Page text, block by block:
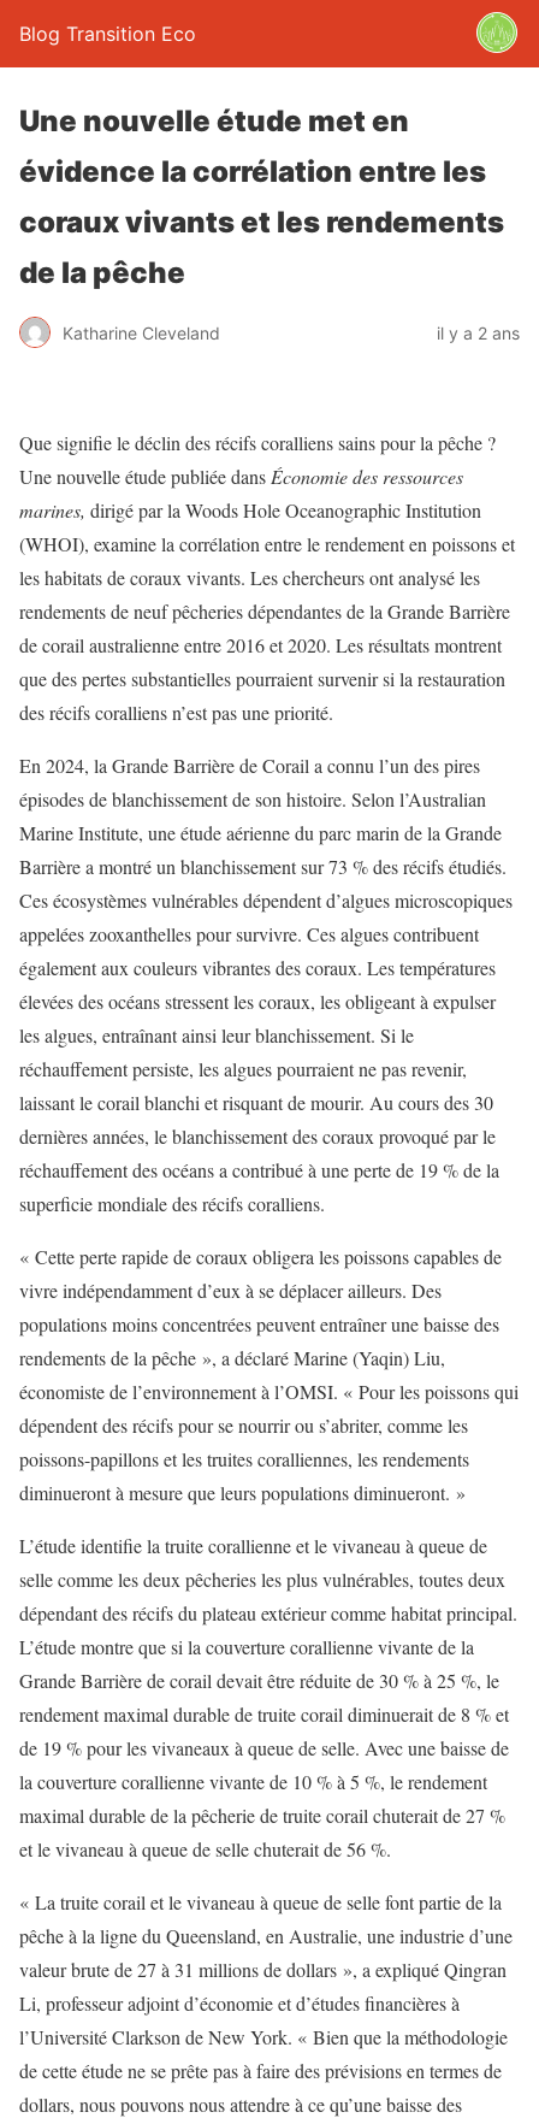
Blog Transition Eco
Une nouvelle étude met en
évidence la corrélation entre les
coraux vivants et les rendements
de la pêche
Katharine Cleveland il y a 2 ans
Que signifie le déclin des récifs coralliens sains pour la pêche ?
Une nouvelle étude publiée dans Économie des ressources
marines, dirigé par la Woods Hole Oceanographic Institution
(WHOI), examine la corrélation entre le rendement en poissons et
les habitats de coraux vivants. Les chercheurs ont analysé les
rendements de neuf pêcheries dépendantes de la Grande Barrière
de corail australienne entre 2016 et 2020. Les résultats montrent
que des pertes substantielles pourraient survenir si la restauration
des récifs coralliens n’est pas une priorité.
En 2024, la Grande Barrière de Corail a connu l’un des pires
épisodes de blanchissement de son histoire. Selon l’Australian
Marine Institute, une étude aérienne du parc marin de la Grande
Barrière a montré un blanchissement sur 73 % des récifs étudiés.
Ces écosystèmes vulnérables dépendent d’algues microscopiques
appelées zooxanthelles pour survivre. Ces algues contribuent
également aux couleurs vibrantes des coraux. Les températures
élevées des océans stressent les coraux, les obligeant à expulser
les algues, entraînant ainsi leur blanchissement. Si le
réchauffement persiste, les algues pourraient ne pas revenir,
laissant le corail blanchi et risquant de mourir. Au cours des 30
dernières années, le blanchissement des coraux provoqué par le
réchauffement des océans a contribué à une perte de 19 % de la
superficie mondiale des récifs coralliens.
« Cette perte rapide de coraux obligera les poissons capables de
vivre indépendamment d’eux à se déplacer ailleurs. Des
populations moins concentrées peuvent entraîner une baisse des
rendements de la pêche », a déclaré Marine (Yaqin) Liu,
économiste de l’environnement à l’OMSI. « Pour les poissons qui
dépendent des récifs pour se nourrir ou s’abriter, comme les
poissons-papillons et les truites coralliennes, les rendements
diminueront à mesure que leurs populations diminueront. »
L’étude identifie la truite corallienne et le vivaneau à queue de
selle comme les deux pêcheries les plus vulnérables, toutes deux
dépendant des récifs du plateau extérieur comme habitat principal.
L’étude montre que si la couverture corallienne vivante de la
Grande Barrière de corail devait être réduite de 30 % à 25 %, le
rendement maximal durable de truite corail diminuerait de 8 % et
de 19 % pour les vivaneaux à queue de selle. Avec une baisse de
la couverture corallienne vivante de 10 % à 5 %, le rendement
maximal durable de la pêcherie de truite corail chuterait de 27 %
et le vivaneau à queue de selle chuterait de 56 %.
« La truite corail et le vivaneau à queue de selle font partie de la
pêche à la ligne du Queensland, en Australie, une industrie d’une
valeur brute de 27 à 31 millions de dollars », a expliqué Qingran
Li, professeur adjoint d’économie et d’études financières à
l’Université Clarkson de New York. « Bien que la méthodologie
de cette étude ne se prête pas à faire des prévisions en termes de
dollars, nous pouvons nous attendre à ce qu’une baisse des